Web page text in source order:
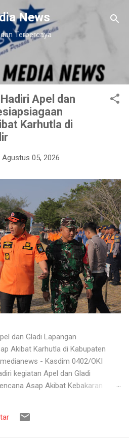
ke konten utama
News
Terpercaya
Apel dan
Karhutla di
Agustus 05, 2026
dan Gladi Lapangan
Akibat Karhutla di Kabupaten
- Kasdim 0402/OKI
kegiatan Apel dan Gladi
Asap Akibat Kebakaran
Komplek Perkantoran
Kabupaten Ogan Ilir, Selasa